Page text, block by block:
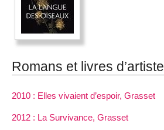
Romans et livres d’artiste
2010 : Elles vivaient d’espoir, Grasset
2012 : La Survivance, Grasset